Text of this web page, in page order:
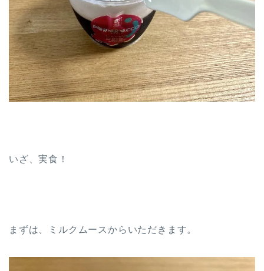
いざ、実食！
まずは、ミルクムースからいただきます。